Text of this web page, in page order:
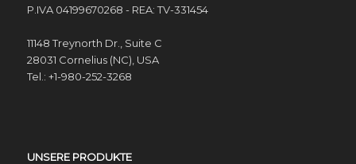
P.IVA 04199670268 - REA: TV-331454
11148 Treynorth Dr., Suite C
28031 Cornelius (NC), USA
Tel.: +1-980-252-3268
UNSERE PRODUKTE